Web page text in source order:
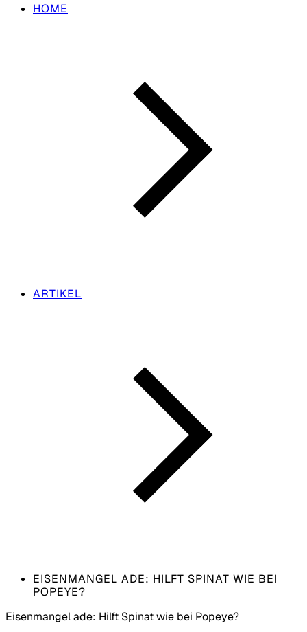
HOME
ARTIKEL
EISENMANGEL ADE: HILFT SPINAT WIE BEI
POPEYE?
Eisenmangel ade: Hilft Spinat wie bei Popeye?